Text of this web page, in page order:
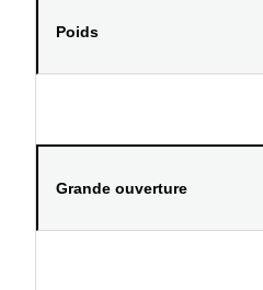
Poids
Grande ouverture